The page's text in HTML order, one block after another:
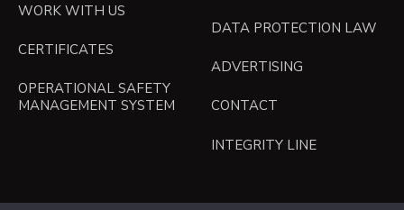
WORK WITH US
CERTIFICATES
OPERATIONAL SAFETY
MANAGEMENT SYSTEM
DATA PROTECTION LAW
ADVERTISING
CONTACT
INTEGRITY LINE